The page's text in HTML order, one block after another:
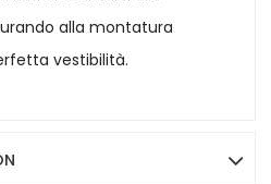
alla montatura
vestibilità.